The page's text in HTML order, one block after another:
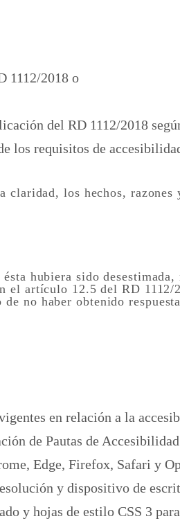
1112/2018 o
del RD 1112/2018
los requisitos de
los hechos,
hubiera sido
el artículo 12.5 del RD
no haber obtenido
en relación a la
de Pautas de
Edge, Firefox, Safari y
y dispositivo de
y hojas de estilo CSS 3